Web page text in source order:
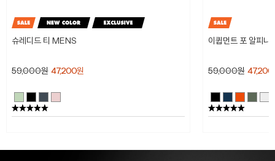
슈레디드 티 MENS
59,000원 47,200원
이큅먼트 포 알피
59,000원 47,200